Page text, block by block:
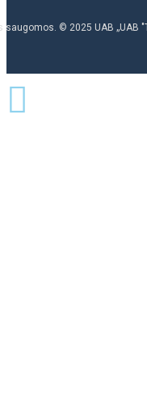
saugomos. © 2025 UAB „UAB